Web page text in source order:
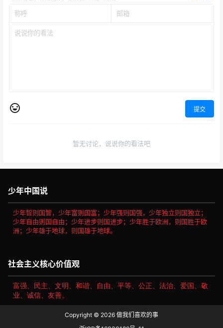
提交
暂无讨论，说说你的看法吧
少年中国说
少年智则国智，少年富则国富；少年强则国强，少年独立则国独立；
少年自由则国自由；少年进步则国进步；少年胜于欧洲，则国胜于欧
洲；少年雄于地球，则国雄于地球。
社会主义核心价值观
富强、民主、文明、和谐、自由、平等、公正、法治、爱国、敬
业、诚信、友善。
Copyright © 2026 做我们喜欢的事